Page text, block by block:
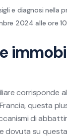
e diagnosi nella
2024 alle ore
corrisponde
questa
di
dovuta su